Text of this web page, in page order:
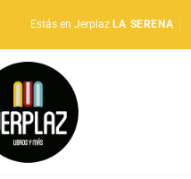
Estás en Jerplaz LA SERENA